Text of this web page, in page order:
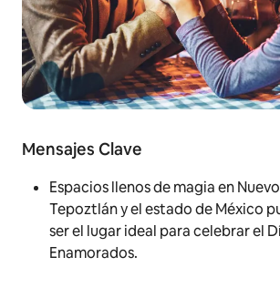
Mensajes Clave
Espacios llenos de magia en
Tepoztlán y el estado de México
ser el lugar ideal para celebrar el
Enamorados.